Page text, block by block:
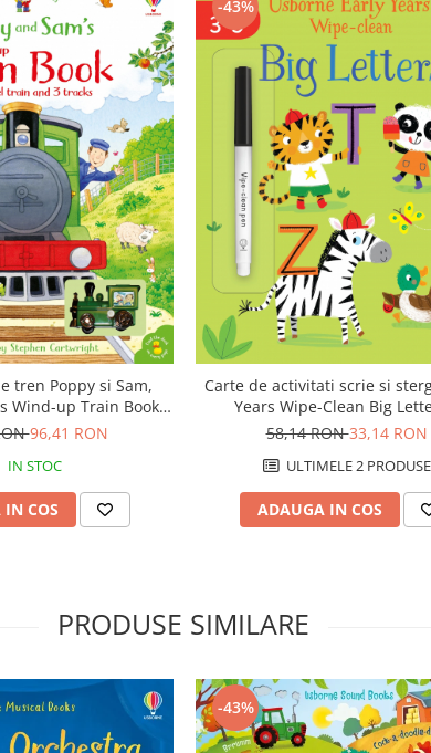
tren Poppy si Sam,
Wind-up Train Book",
96,41 RON
IN STOC
COS
-43%
Carte de activitati scrie si
Years Wipe-Clean Big
reutilizabila, Usborne
58,14 RON33,14 RON
ULTIMELE 2 PRODUSE
ADAUGA IN COS
PRODUSE SIMILARE
-43%